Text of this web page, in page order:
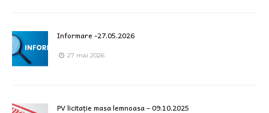
Informare -27.05.2026
27 mai 2026
PV licitație masa lemnoasa – 09.10.2025